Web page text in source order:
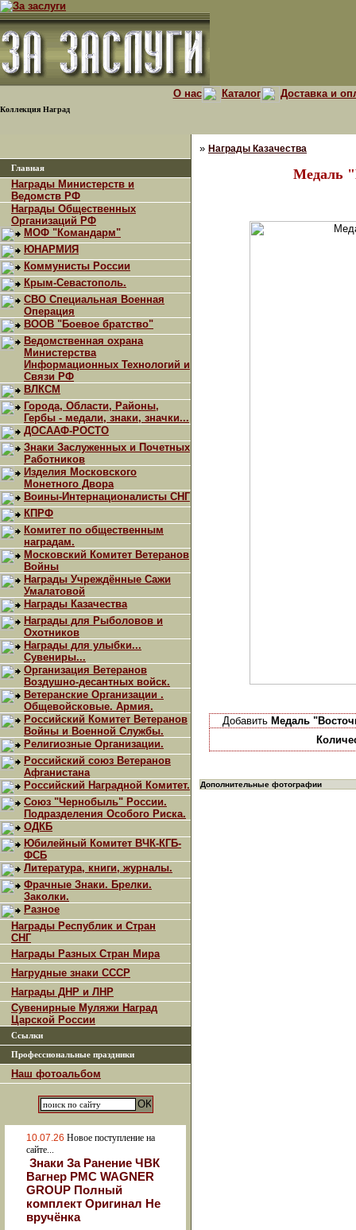
Коллекция Наград
О нас Каталог Доставка и
Главная
Награды Министерств и
Ведомств РФ
Награды Общественных
Организаций РФ
МОФ "Командарм"
ЮНАРМИЯ
Коммунисты России
Крым-Севастополь.
СВО Специальная Военная
Операция
ВООВ "Боевое братство"
Ведомственная охрана
Министерства
Информационных Технологий и
Связи РФ
ВЛКСМ
Города, Области, Районы,
Гербы - медали, знаки, значки...
ДОСААФ-РОСТО
Знаки Заслуженных и Почетных
Работников
Изделия Московского
Монетного Двора
Воины-Интернационалисты СНГ
КПРФ
Комитет по общественным
наградам.
Московский Комитет Ветеранов
Войны
Награды Учреждённые Сажи
Умалатовой
Награды Казачества
Награды для Рыболовов и
Охотников
Награды для улыбки...
Сувениры...
Организация Ветеранов
Воздушно-десантных войск.
Ветеранские Организации .
Общевойсковые. Армия.
Российский Комитет Ветеранов
Войны и Военной Службы.
Религиозные Организации.
Российский союз Ветеранов
Афганистана
Российский Наградной Комитет.
Союз "Чернобыль" России.
Подразделения Особого Риска.
ОДКБ
Юбилейный Комитет ВЧК-КГБ-
ФСБ
Литература, книги, журналы.
Фрачные Знаки. Брелки.
Заколки.
Разное
Награды Республик и Стран
СНГ
Награды Разных Стран Мира
Нагрудные знаки СССР
Награды ДНР и ЛНР
Сувенирные Муляжи Наград
Царской России
Ссылки
Профессиональные праздники
Наш фотоальбом
10.07.26 Новое поступление на
сайте...
Знаки За Ранение ЧВК
Вагнер РМС WAGNER
GROUP Полный
комплект Оригинал Не
вручёнка
» Награды Казачества
Медаль
Добавить Медаль
Дополнительные фотографии